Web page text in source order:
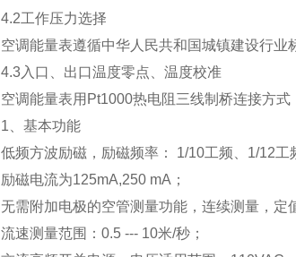
4.2工作压力选择
空调能量表遵循中华人民共和国城镇建设行
4.3入口、出口温度零点、温度校准
空调能量表用Pt1000热电阻三线制桥连接方式
1、基本功能
低频方波励磁，励磁频率： 1/10工频、1/12工
励磁电流为125mA,250 mA；
无需附加电极的空管测量功能，连续测量，定
流速测量范围：0.5 --- 10米/秒；